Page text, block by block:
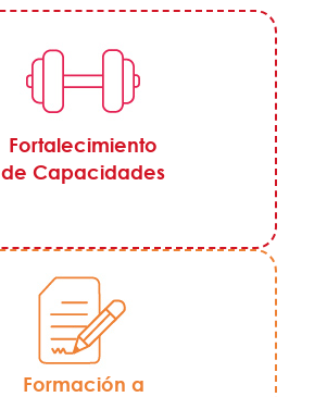
Fortalecimiento
de Capacidades
Formación a